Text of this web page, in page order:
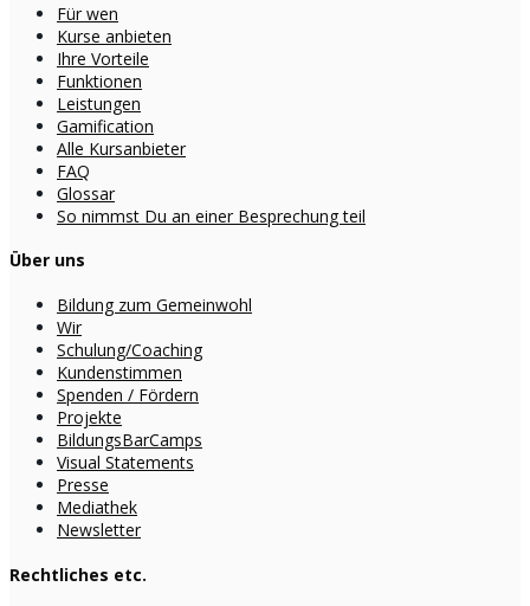
Für wen
Kurse anbieten
Ihre Vorteile
Funktionen
Leistungen
Gamification
Alle Kursanbieter
FAQ
Glossar
So nimmst Du an einer Besprechung teil
Über uns
Bildung zum Gemeinwohl
Wir
Schulung/Coaching
Kundenstimmen
Spenden / Fördern
Projekte
BildungsBarCamps
Visual Statements
Presse
Mediathek
Newsletter
Rechtliches etc.